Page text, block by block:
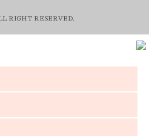
RIGHT RESERVED.